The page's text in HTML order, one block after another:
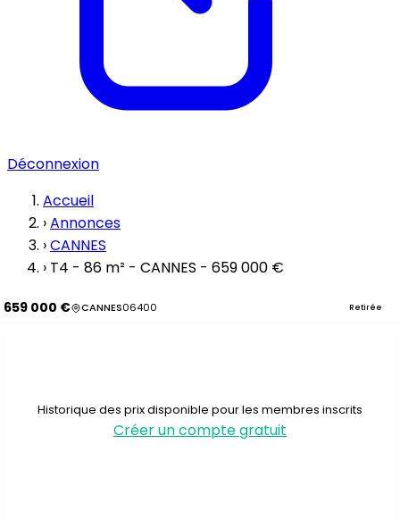
Déconnexion
Accueil
›Annonces
›CANNES
› T4 - 86 m² - CANNES - 659 000 €
659 000 € CANNES06400 Retirée
Historique des prix disponible pour les membres inscrits
Créer un compte gratuit